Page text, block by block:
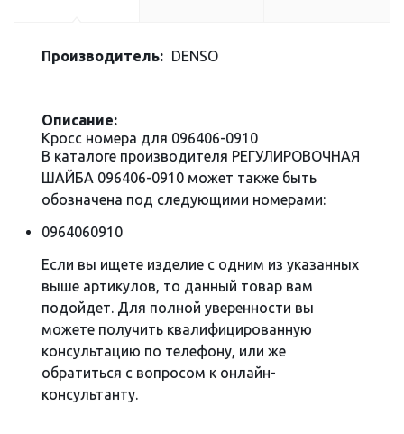
Производитель: DENSO
Описание:
Кросс номера для 096406-0910
В каталоге производителя РЕГУЛИРОВОЧНАЯ
ШАЙБА 096406-0910 может также быть
обозначена под следующими номерами:
0964060910
Если вы ищете изделие с одним из указанных
выше артикулов, то данный товар вам
подойдет. Для полной уверенности вы
можете получить квалифицированную
консультацию по телефону, или же
обратиться с вопросом к онлайн-
консультанту.